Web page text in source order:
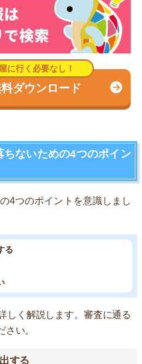
ダウンロード
ないための4つのポイン
4つのポイントを意識しまし
る
しく解説します。審査に通る
い。
する